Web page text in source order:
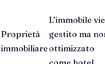
Proprietà
immobiliare
L’immobile
gestito ma
ottimizzato